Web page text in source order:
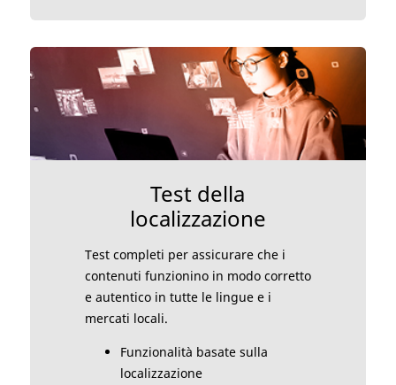
Test della
localizzazione
Test completi per assicurare che i
contenuti funzionino in modo corretto
e autentico in tutte le lingue e i
mercati locali.
Funzionalità basate sulla
localizzazione